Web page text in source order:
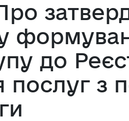
до
послуг з